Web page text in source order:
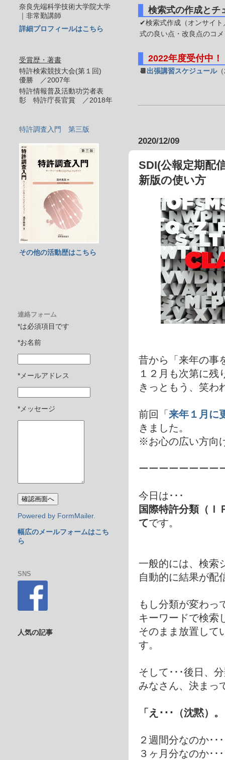
検索式の作成とチ
✔検索式作成（オンサイト
式の良い点・改良点のコ
2022年度受付中！
📆 出張講習スケジュール
2020/12/09
SDI(公報定期配
新版の使い方
昔から「来年の事
１２月も次第に残
きっともう、笑わ
前回「 来年１月に
きました。
※お心の広い方向
ーーーーーーーー
今日は･･･
国際特許分類（Ｉ
てです。
一般的には、検索
自動的に結果が配
もし分類が変わっ
キーワードで検索
そのまま放置して
す。
そして･･･後日、
みなさん、決まっ
「え･･･（沈黙）
２週間分なのか･･･
３ヶ月分なのか･･
奈良先端科学技術大学院大学
｜非常勤講師
詳細プロフィールはこちら
受賞歴・著書
特許検索競技大会(第１回)
優勝 ／2007年
特許情報普及活動功労者表
彰 特許庁長官賞 ／2018年
特許調査入門 第三版
その他の活動歴はこちら
連絡フォーム
*は必須項目です
*お名前
*メールアドレス
*メッセージ
Powered by FormMailer.
幅広のメールフォームはこち
ら
SNS
人気の記事